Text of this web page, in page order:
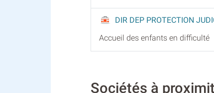
DIR DEP PROTECTION
Accueil des enfants en difficulté
Sociétés à